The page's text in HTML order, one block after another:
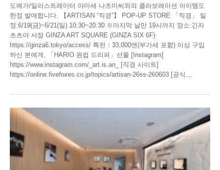
도예가/일러스트레이터 야마세 나츠미씨와의 콜라보레이션 아이템도
한정 발매합니다. 【ARTISAN “직경”】 POP-UP STORE 「직경」 일
정:6/19(금)~6/21(일) 10:30~20:30 ※마지막 날만 19시까지 장소:긴자
츠츠야 서점 GINZA ART SQUARE (GINZA SIX 6F)
https://ginza6.tokyo/access/ 특전：33,000엔(부가세 포함) 이상 구입
하신 분에게, 「HARIO 원컵 드리퍼」선물 [Instagram]
https://www.instagram.com/_art.is.an_ [직경 사이트]
https://online.fivefoxes.co.jp/topics/artisan-26ss-260603 [공식